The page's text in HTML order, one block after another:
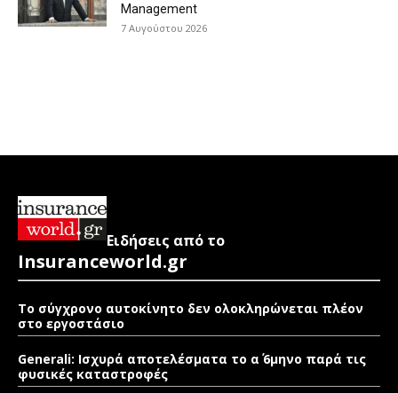
Management
7 Αυγούστου 2026
Ειδήσεις από το
Insuranceworld.gr
Το σύγχρονο αυτοκίνητο δεν ολοκληρώνεται πλέον
στο εργοστάσιο
Generali: Ισχυρά αποτελέσματα το α΄ 6μηνο παρά τις
φυσικές καταστροφές